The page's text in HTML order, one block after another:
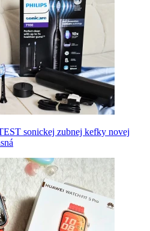
sonickej zubnej kefky novej